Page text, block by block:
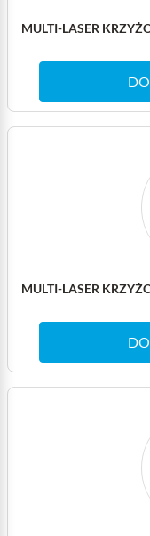
MULTI-LASER
MULTI-LASER